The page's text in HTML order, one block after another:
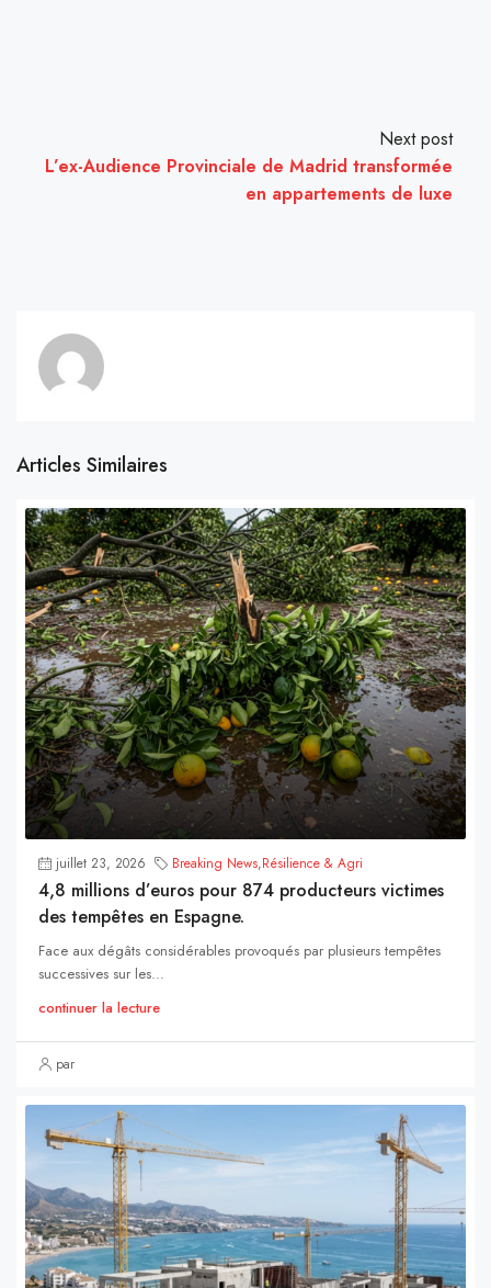
Next post
L’ex-Audience Provinciale de Madrid transformée
en appartements de luxe
Articles Similaires
juillet 23, 2026 Breaking News,Résilience & Agri
4,8 millions d’euros pour 874 producteurs victimes
des tempêtes en Espagne.
Face aux dégâts considérables provoqués par plusieurs tempêtes
successives sur les...
continuer la lecture
par